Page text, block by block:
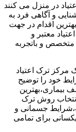
در منزل می کنند
و آگاهی فرد به
اقدام در جهت
معتبر و
متخصص و باتجربه
مرکز ترک اعتیاد
خود را توضیح
بیماری،بهترین
روش ترک
جسمانی و
برای تمامی